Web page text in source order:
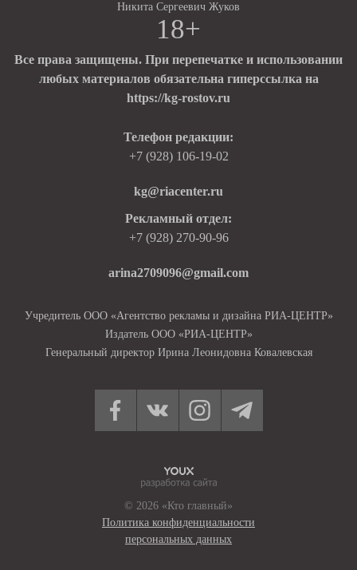
Никита Сергеевич Жуков
18+
Все права защищены. При перепечатке и использовании
любых материалов обязательна гиперссылка на
https://kg-rostov.ru
Телефон редакции:
+7 (928) 106-19-02
kg@riacenter.ru
Рекламный отдел:
+7 (928) 270-90-96
arina2709096@gmail.com
Учредитель ООО «Агентство рекламы и дизайна РИА-ЦЕНТР»
Издатель ООО «РИА-ЦЕНТР»
Генеральный директор Ирина Леонидовна Ковалевская
© 2026 «Кто главный»
Политика конфиденциальности
персональных данных